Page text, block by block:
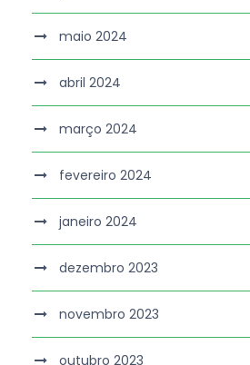
maio 2024
abril 2024
março 2024
fevereiro 2024
janeiro 2024
dezembro 2023
novembro 2023
outubro 2023